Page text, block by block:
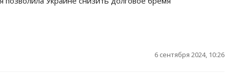
6 сентября 2024, 10:26